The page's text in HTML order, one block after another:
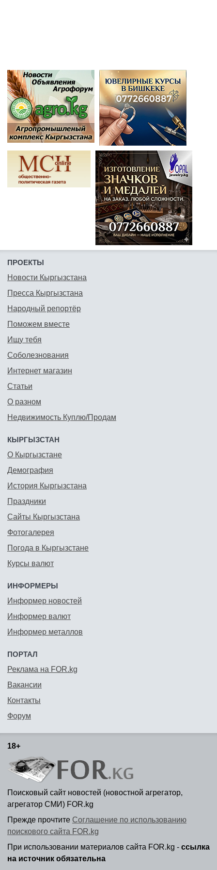
ПРОЕКТЫ
Новости Кыргызстана
Пресса Кыргызстана
Народный репортёр
Поможем вместе
Ищу тебя
Соболезнования
Интернет магазин
Статьи
О разном
Недвижимость Куплю/Продам
КЫРГЫЗСТАН
О Кыргызстане
Демография
История Кыргызстана
Праздники
Сайты Кыргызстана
Фотогалерея
Погода в Кыргызстане
Курсы валют
ИНФОРМЕРЫ
Информер новостей
Информер валют
Информер металлов
ПОРТАЛ
Реклама на FOR.kg
Вакансии
Контакты
Форум
18+
Поисковый сайт новостей (новостной агрегатор,
агрегатор СМИ) FOR.kg
Прежде прочтите Соглашение по использованию
поискового сайта FOR.kg
При использовании материалов сайта FOR.kg - ссылка
на источник обязательна